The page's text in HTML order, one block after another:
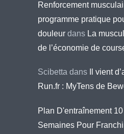
Renforcement
programme pratique
douleur dans La
de l’économie de
Scibetta dans
Il vient
Run.fr : MyTens de
Plan D'entraînement
Semaines Pour